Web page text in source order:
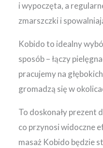
i wypoczęta, a
zmarszczki i
Kobido to idealny
sposób – łączy
pracujemy na
gromadzą się w
To doskonały prezent
co przynosi widoczne
masaż Kobido będzie